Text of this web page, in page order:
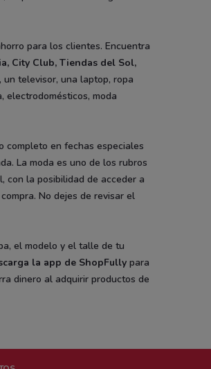
para los clientes. Encuentra
, City Club, Tiendas del Sol,
televisor, una laptop, ropa
electrodomésticos, moda
completo en fechas especiales
La moda es uno de los rubros
con la posibilidad de acceder a
No dejes de revisar el
el modelo y el talle de tu
la app de ShopFully para
dinero al adquirir productos de